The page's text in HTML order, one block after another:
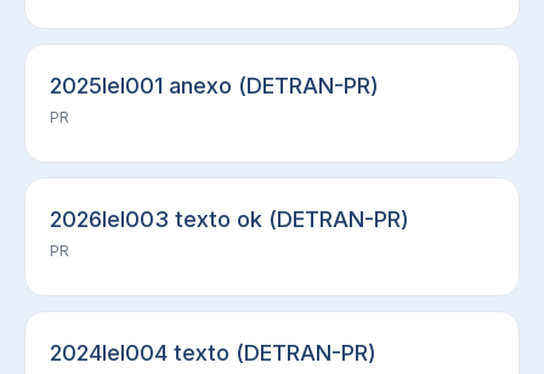
2025lel001 anexo (DETRAN-PR)
PR
2026lel003 texto ok (DETRAN-PR)
PR
2024lel004 texto (DETRAN-PR)